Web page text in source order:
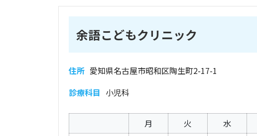
余語こどもクリニック
住所 愛知県名古屋市昭和区陶生町2-17-1
診療科目 小児科
月 火 水